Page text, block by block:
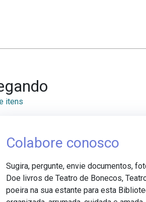
itens
Colabore conosco
Sugira, pergunte, envie documentos,
Doe livros de Teatro de Bonecos,
poeira na sua estante para esta